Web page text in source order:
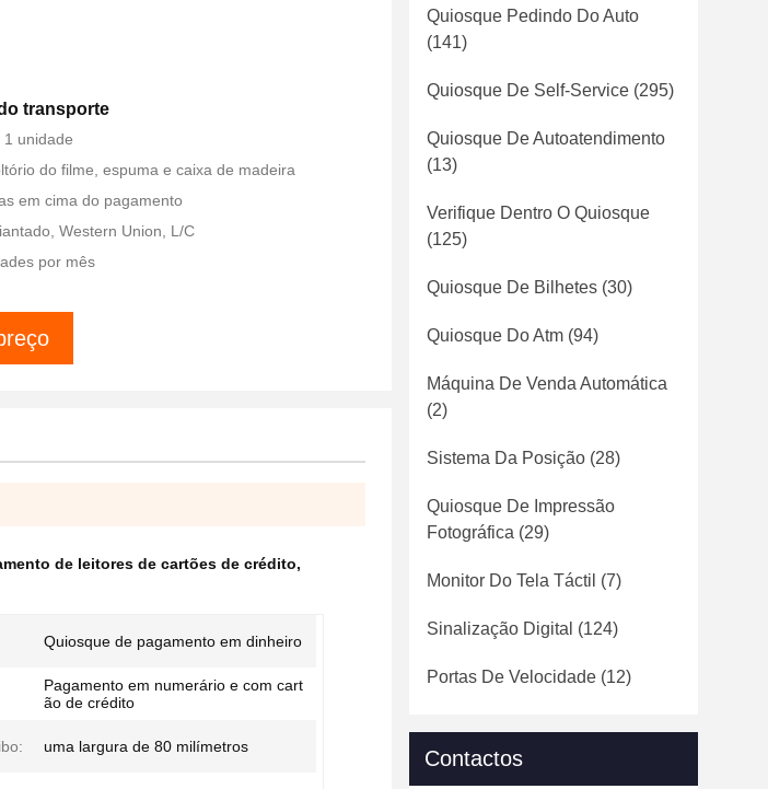
transporte
unidade
do filme, espuma e caixa de madeira
em cima do pagamento
Western Union, L/C
por mês
de leitores de cartões de crédito,
Quiosque de pagamento em dinheiro
Pagamento em numerário e com cart
ão de crédito
uma largura de 80 milímetros
Quiosque Pedindo Do Auto
(141)
Quiosque De Self-Service (295)
Quiosque De Autoatendimento
(13)
Verifique Dentro O Quiosque
(125)
Quiosque De Bilhetes (30)
Quiosque Do Atm (94)
Máquina De Venda Automática
(2)
Sistema Da Posição (28)
Quiosque De Impressão
Fotográfica (29)
Monitor Do Tela Táctil (7)
Sinalização Digital (124)
Portas De Velocidade (12)
Contactos